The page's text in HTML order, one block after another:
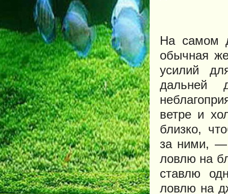
На самом
обычная
усилий
ветре и
близко,
за ними, —
ловлю на
ставлю
ловлю на